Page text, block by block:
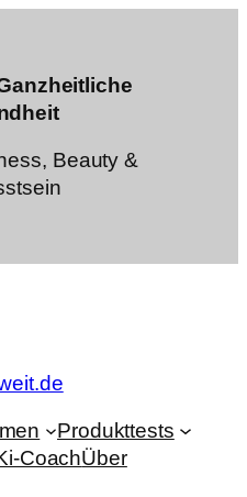
Beauty &
Produkttests
CoachÜber